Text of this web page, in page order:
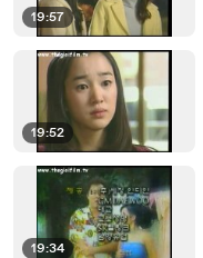
19:57
19:52
19:34